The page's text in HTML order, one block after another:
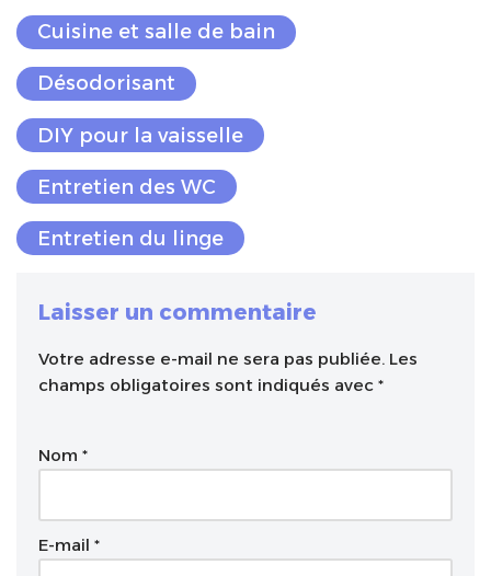
Cuisine et salle de bain
Désodorisant
DIY pour la vaisselle
Entretien des WC
Entretien du linge
Laisser un commentaire
Votre adresse e-mail ne sera pas publiée. Les
champs obligatoires sont indiqués avec *
Nom *
E-mail *
A
l
r
a
t